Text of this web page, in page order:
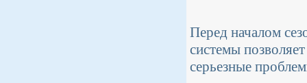
Перед началом
системы
серьезные